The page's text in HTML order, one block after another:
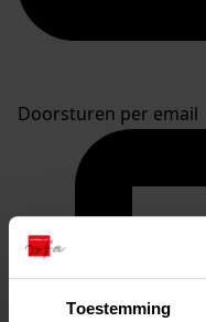
Toestemming
Doorsturen per email